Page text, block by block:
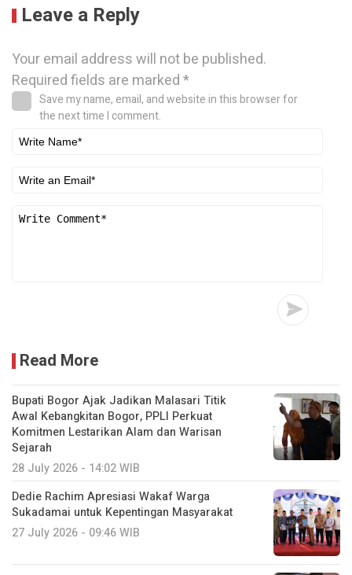
Leave a Reply
Your email address will not be published.
Required fields are marked*
Save my name, email, and website in this browser for
the next time I comment.
Read More
Bupati Bogor Ajak Jadikan Malasari Titik
Awal Kebangkitan Bogor, PPLI Perkuat
Komitmen Lestarikan Alam dan Warisan
Sejarah
28 July 2026 - 14:02 WIB
Dedie Rachim Apresiasi Wakaf Warga
Sukadamai untuk Kepentingan Masyarakat
27 July 2026 - 09:46 WIB